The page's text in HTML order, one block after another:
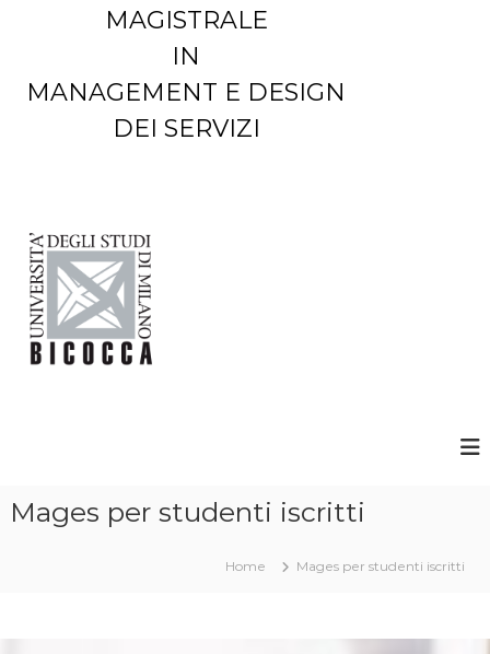
MAGISTRALE
IN
MANAGEMENT E DESIGN
DEI SERVIZI
Mages per studenti iscritti
Home Mages per studenti iscritti